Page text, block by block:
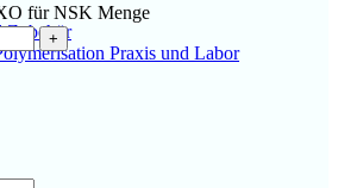
Zubehör
Praxis und Labor
für NSK Menge